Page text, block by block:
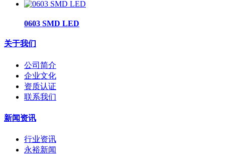
0603 SMD LED
关于我们
公司简介
企业文化
资质认证
联系我们
新闻资讯
行业资讯
永裕新闻